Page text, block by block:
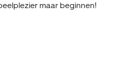
maar beginnen!